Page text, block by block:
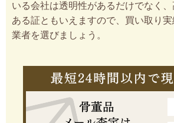
いる会社は透明性があるだけでなく
ある証ともいえますので、買い取り
業者を選びましょう。